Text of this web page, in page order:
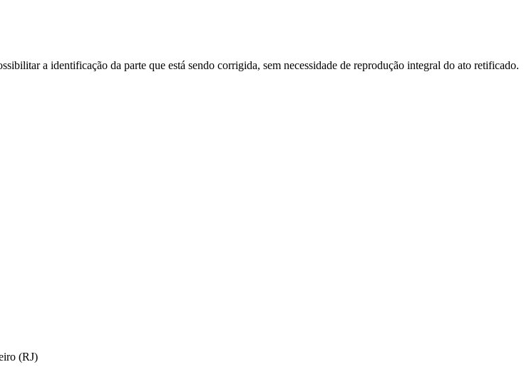
a identificação da parte que está sendo corrigida, sem necessidade de reprodução integral do ato retificado.
(RJ)